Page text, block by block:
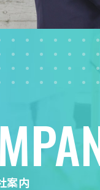
案内